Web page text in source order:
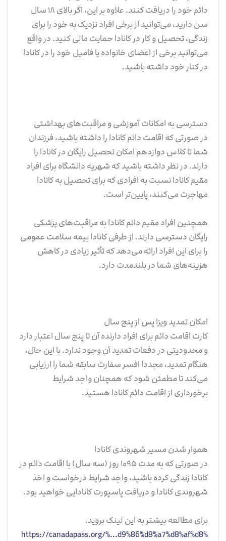
دائم خود را دریافت کنند. علاوه بر این، اگر بالای ۱۸ سال
سن دارید، می‌توانید از برخی افراد نزدیک به خود را برای
زندگی، تحصیل و کار در کانادا حمایت مالی کنید. در واقع
می‌توانید برخی از اعضای خانواده یا فامیل خود را در کانادا
در کنار خود داشته باشید.
دسترسی به امکانات آموزشی و مراقبت‌های بهداشتی
در صورتی که اقامت دائم کانادا را داشته باشید، فرزندان
شما تا کلاس دوازدهم امکان تحصیل رایگان در کانادا را
دارند. در نظر داشته باشید که شهریه دانشگاه برای افراد
مقیم کانادا نسبت به افرادی که برای تحصیل به کانادا
مهاجرت می‌کنند، پایین‌تر است.
همچنین افراد مقیم دائم کانادا به مراقبت‌های پزشکی
رایگان دسترسی دارند. از طرفی کانادا بیمه سلامت عمومی
را برای این افراد ارائه می‌دهد که تأثیر زیادی در کاهش
هزینه‌های شما در بلندمدت دارد.
امکان تمدید ویزا پس از پنج سال
کارت اقامت دائم برای افراد دارنده آن تا پنج سال اعتبار دارد
و محدودیتی در دفعات تمدید آن وجود ندارد. با این ‌حال،
هنگام تمدید، مجددا افسر سفارت سابقه شما را ارزیابی
می‌کند تا مطمئن شود که همچنان واجد شرایط
برخورداری از اقامت دائم کانادا هستید.
هموار شدن مسیر شهروندی کانادا
در صورتی که به مدت ۱۰۹۵ روز (سه سال) با اقامت دائم در
کانادا زندگی کرده باشید، واجد شرایط درخواست و اخذ
شهروندی کانادا و دریافت پاسپورت کانادایی خواهید بود.
برای مطالعه بیشتر به این لینک بروید.
https://canadapass.org/%...d9%86%d8%a7%d8%af%d8%